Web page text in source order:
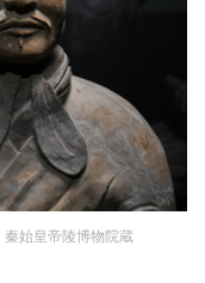
始皇帝陵博物院蔵